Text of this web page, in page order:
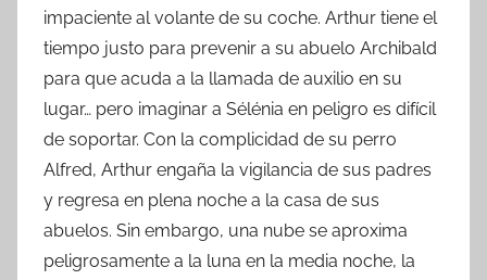
impaciente al volante de su coche. Arthur tiene el
tiempo justo para prevenir a su abuelo Archibald
para que acuda a la llamada de auxilio en su
lugar… pero imaginar a Sélénia en peligro es difícil
de soportar. Con la complicidad de su perro
Alfred, Arthur engaña la vigilancia de sus padres
y regresa en plena noche a la casa de sus
abuelos. Sin embargo, una nube se aproxima
peligrosamente a la luna en la media noche, la